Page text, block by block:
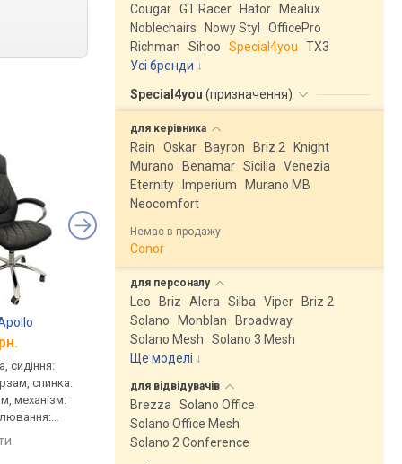
сидіння:
спинка:
механізм:
AMF Marseille Chrome
від 7 168 грн.
для керівника, сидіння:
48x49 см, шкірзам, спинка:
70 см, шкірзам, механізм:
хитання, регулювання:
висоти, жорсткості
порівняти
Rondi Verona PL
від 7 176 грн.
Cougar GT Racer Hator
Mealux
Noblechairs
Nowy Styl
OfficePro
Richman
Sihoo Special4you
ТX3
Усі бренди
Special4you (призначення)
для керівника
Rain Oskar Bayron Briz 2
Knight
Murano
Benamar Sicilia
Venezia
Eternity
Imperium
Murano MB
Neocomfort
Немає в продажу
Conor
для персоналу
Leo Briz Alera Silba Viper
Briz 2
Solano
Monblan
Broadway
Solano Mesh
Solano 3 Mesh
Ще моделі ↓
для відвідувачів
Brezza
Solano Office
Solano Office Mesh
Solano 2 Conference